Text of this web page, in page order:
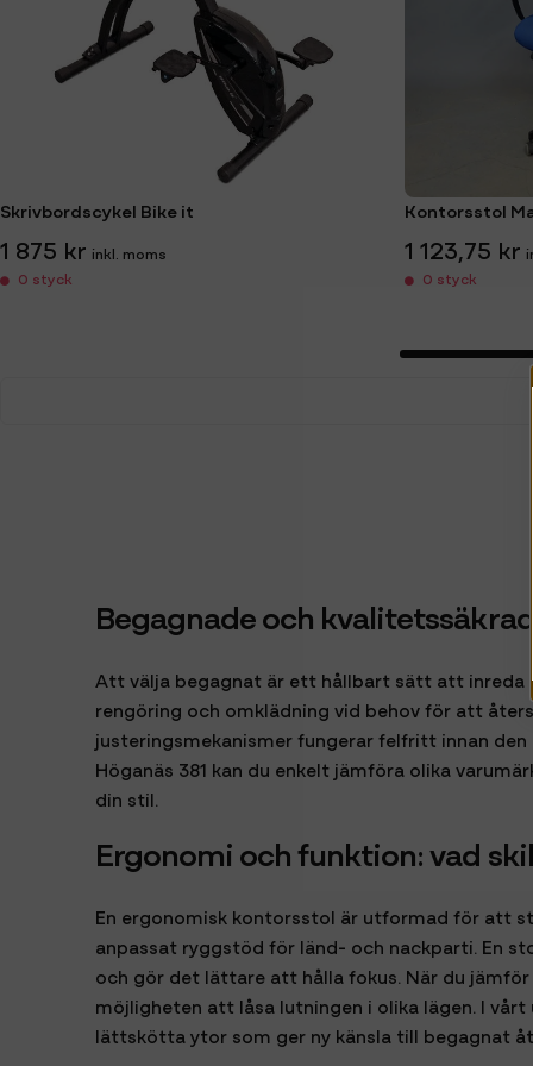
Skrivbordscykel Bike it
1 875 kr
0 styck
Kontorsstol
1 123,75 kr
0 styck
Begagnade och
Att välja begagnat är ett hållbart sätt att inreda
rengöring och omklädning vid behov för att
justeringsmekanismer fungerar felfritt innan
Höganäs 381 kan du enkelt jämföra olika
din stil.
Ergonomi och funktion: vad
En ergonomisk kontorsstol är utformad för att
anpassat ryggstöd för länd- och nackparti. En
och gör det lättare att hålla fokus. När du
möjligheten att låsa lutningen i olika lägen. I vårt
lättskötta ytor som ger ny känsla till begagnat